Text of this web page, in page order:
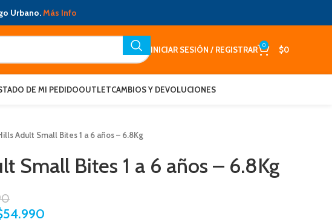
Urbano.Más Info
INICIAR SESIÓN / REGISTRAR 0 $0
DE MI PEDIDOOUTLETCAMBIOS Y DEVOLUCIONES
Adult Small Bites 1 a 6 años – 6.8Kg
Small Bites 1 a 6 años – 6.8Kg
54.990